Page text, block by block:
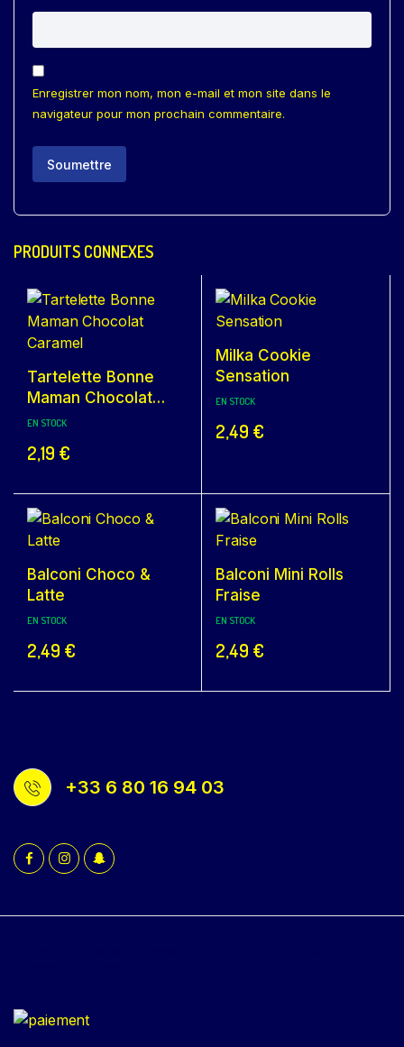
Enregistrer mon nom, mon e-mail et mon site dans le
navigateur pour mon prochain commentaire.
PRODUITS CONNEXES
Tartelette Bonne
Maman Chocolat
Caramel
EN STOCK
2,19 €
Milka Cookie
Sensation
EN STOCK
2,49 €
Balconi Choco &
Latte
EN STOCK
2,49 €
Balconi Mini Rolls
Fraise
EN STOCK
2,49 €
+33 6 80 16 94 03